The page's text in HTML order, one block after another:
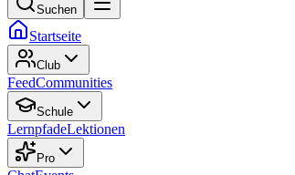
Suchen
Startseite
Club
FeedCommunities
Schule
LernpfadeLektionen
Pro